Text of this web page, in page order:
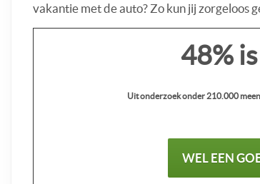
vakantie met de auto? Zo kun jij zorgeloos
48%
Uit onderzoek onder 210.000
WEL EEN